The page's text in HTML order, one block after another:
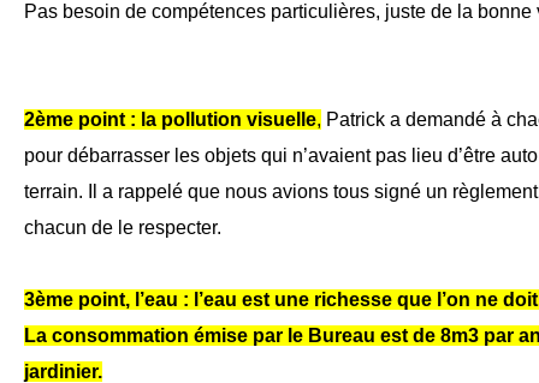
Pas besoin de compétences particulières, juste de la bonne
2ème point : la pollution visuelle, Patrick a demandé à
pour débarrasser les objets qui n’avaient pas lieu d’être
terrain. Il a rappelé que nous avions tous signé un
chacun de le respecter.
3ème point, l’eau : l’eau est une richesse que l’on ne
La consommation émise par le Bureau est de 8m3 par
jardinier.